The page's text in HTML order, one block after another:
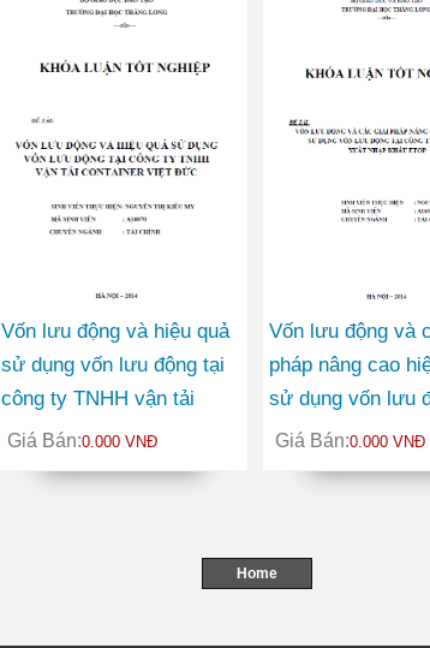
Vốn lưu động và hiệu quả
sử dụng vốn lưu động tại
công ty TNHH vận tải
container Việt Đức
Giá Bán:0.000 VNĐ
Vốn lưu động và
pháp nâng cao
sử dụng vốn lưu
Công ty Cổ phần
nhập khẩu ETOP
Giá Bán:0.000 VNĐ
Home